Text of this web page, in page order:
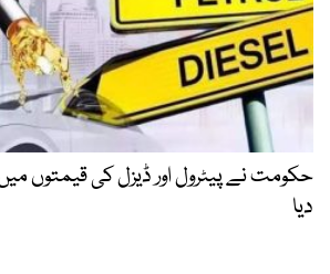
حکومت نے پیٹرول اور ڈیزل کی قیمتوں
دیا